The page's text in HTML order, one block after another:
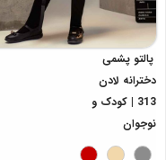
پالتو پشمی
دخترانه لادن
313 | کودک و
نوجوان